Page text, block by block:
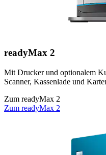
readyMax 2
Mit Drucker und optionalem
Scanner, Kassenlade und
Zum readyMax 2
Zum readyMax 2